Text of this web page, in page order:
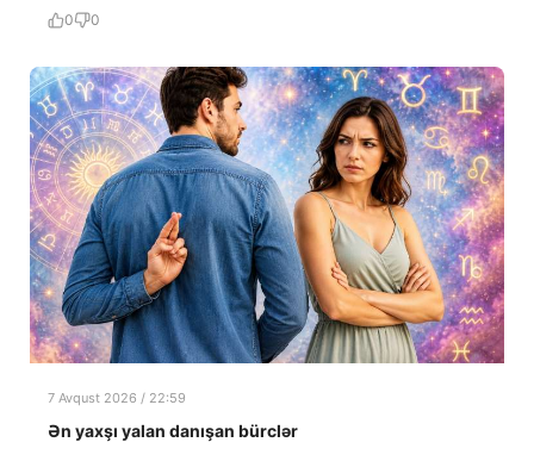
0 0
7 Avqust 2026 / 22:59
Ən yaxşı yalan danışan bürclər